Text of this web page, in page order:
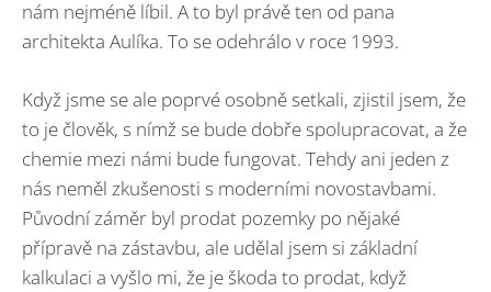
nám nejméně líbil. A to byl právě ten od pana
architekta Aulíka. To se odehrálo v roce 1993.
Když jsme se ale poprvé osobně setkali, zjistil jsem, že
to je člověk, s nímž se bude dobře spolupracovat, a že
chemie mezi námi bude fungovat. Tehdy ani jeden z
nás neměl zkušenosti s moderními novostavbami.
Původní záměr byl prodat pozemky po nějaké
přípravě na zástavbu, ale udělal jsem si základní
kalkulaci a vyšlo mi, že je škoda to prodat, když